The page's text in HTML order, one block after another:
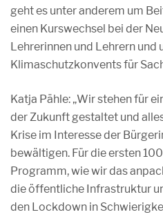
geht es unter anderem um
einen Kurswechsel bei der
Lehrerinnen und Lehrern und
Klimaschutzkonvents für
Katja Pähle: „Wir stehen für
der Zukunft gestaltet und
Krise im Interesse der
bewältigen. Für die ersten
Programm, wie wir das
die öffentliche Infrastruktur
den Lockdown in